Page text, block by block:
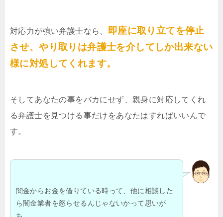
対応力が強い弁護士なら、 即座に取り立てを停止
させ、やり取りは弁護士を介してしか出来ない
様に対処してくれます。
そしてあなたの事をバカにせず、親身に対応してくれ
る弁護士を見つける事だけをあなたはすればいいんで
す。
闇金からお金を借りている時って、他に相談した
ら闇金業者を怒らせるんじゃないかって思いが